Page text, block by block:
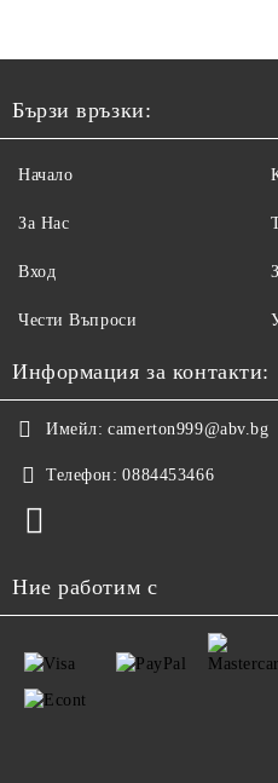
Бързи връзки:
Начало
За Нас
Вход
Чести Въпроси
Информация за контакти:
Имейл: camerton999@abv.bg
Телефон: 0884453466
Ние работим с